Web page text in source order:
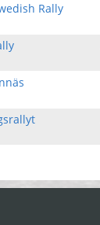
Rally